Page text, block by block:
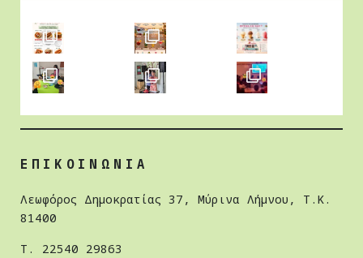
ΕΠΙΚΟΙΝΩΝΙΑ
Λεωφόρος Δημοκρατίας 37, Μύρινα Λήμνου, Τ.Κ.
81400
Τ. 22540 29863